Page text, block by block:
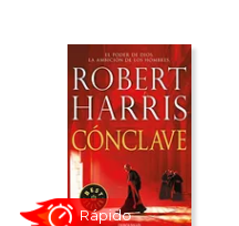
15%
dcto. $ 19.55